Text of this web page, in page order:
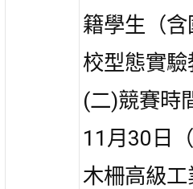
籍學生（
校型態實驗
(二)競賽時
11月30日
木柵高級